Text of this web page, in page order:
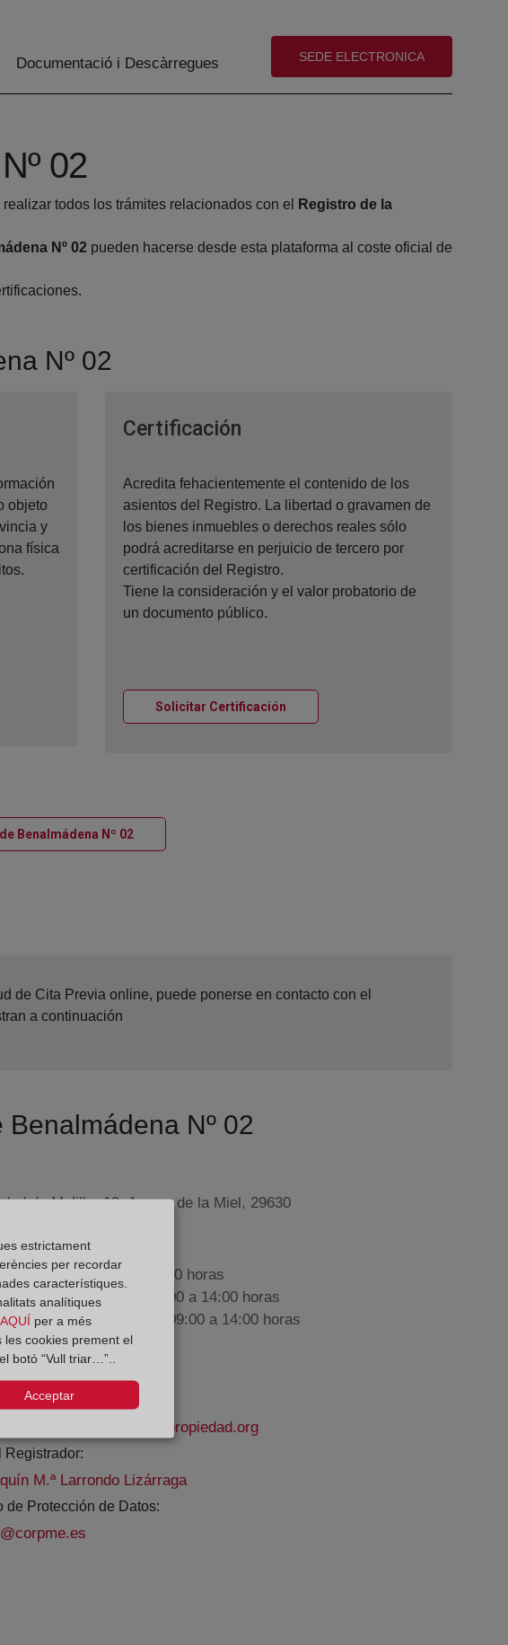
Documentació i Descàrregues (abre en nueva ventana)
SEDE ELECTRONICA
02
todos los trámites relacionados con el
Registro de la
Nº 02 pueden hacerse desde esta plataforma al coste oficial de
Nº 02
nueva
objeto
y
física
nueva
Certificación
Acredita fehacientemente el contenido de los
asientos del Registro. La libertad o gravamen de
los bienes inmuebles o derechos reales sólo
podrá acreditarse en perjuicio de tercero por
certificación del Registro.
Tiene la consideración y el valor probatorio de
un documento público.
Solicitar Certificación
Benalmádena Nº 02Ventana nueva
de Cita Previa online, puede ponerse en contacto con el
a continuación
Nº 02
de Melilla, 19. Arroyo de la Miel, 29630
a viernes de 09:00 a 17:00 horas
lunes a viernes de 09:00 a 14:00 horas
y 31 de diciembre de 09:00 a 14:00 horas
256 22 00
Registrador:
M.ª Larrondo Lizárraga
de Protección de Datos:
estrictament
per recordar
característiques.
analítiques
AQUÍ per a més
les cookies prement el
botó “Vull triar…”..
Acceptar